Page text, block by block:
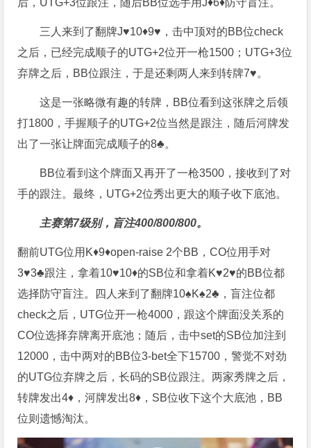
三人来到了翻牌J♥10♦9♥，击中顶对的BB位check
之后，已经完成顺子的UTG+2位开一枪1500；UTG+3位
弃牌之后，BB位跟注，于是还剩两人来到转牌7♥。
这是一张略微有趣的转牌，BB位看到这张牌之后领
打1800，手握顺子的UTG+2位当然是跟注，随后河牌发
出了一张让牌面完成顺子的8♣。
BB位看到这个牌面又再开了一枪3500，接收到了对
手的跟注。最终，UTG+2位秀出更大的顺子收下底池。
主赛第7级别，盲注400/800/800。
翻前UTG位用K♦9♦open-raise 2个BB，CO位用手对
3♥3♣跟注，拿着10♥10♦的SB位和拿着K♥2♥的BB位都
选择防守盲注。四人来到了翻牌10♠K♠2♣，盲注位都
check之后，UTG位开一枪4000，跟这个牌面没关系的
CO位选择弃牌离开底池；随后，击中set的SB位加注到
12000，击中两对的BB位3-bet全下15700，警觉不对劲
的UTG位弃牌之后，长码的SB位跟注。两家秀牌之后，
转牌发出4♦，河牌发出8♦，SB位收下这个大底池，BB
位则遗憾淘汰。